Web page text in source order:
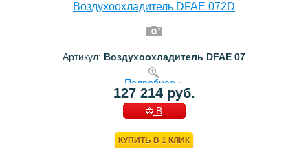
Воздухоохладитель DFAE 072D
Артикул: Воздухоохладитель DFAE 07
Подробнее »
127 214 руб.
В
КУПИТЬ В 1 КЛИК